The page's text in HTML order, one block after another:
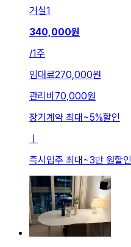
거실1
340,000원
/1주
임대료270,000원
관리비 70,000원
장기계약 최대~5%할인
ㅣ
즉시입주 최대~3만 원할인